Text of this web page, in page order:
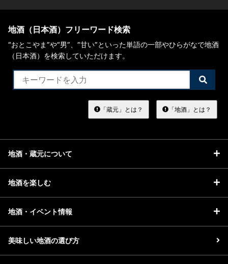
地酒（日本酒）フリーワード検索
“おとこやま”や“男”、”甘い”といった単語の一部やひらがなで地酒
（日本酒）を検索していただけます。
検
索
る
「蔵元」とは？ 「地酒」とは？
地酒・蔵元について
地酒を楽しむ
地酒・イベント情報
美味しい地酒の選び方